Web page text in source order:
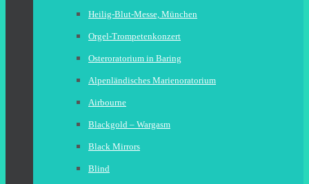
Heilig-Blut-Messe, München
Orgel-Trompetenkonzert
Osteroratorium in Baring
Alpenländisches Marienoratorium
Airbourne
Blackgold – Wargasm
Black Mirrors
Blind